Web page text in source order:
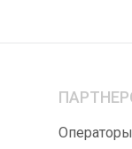
Операторы